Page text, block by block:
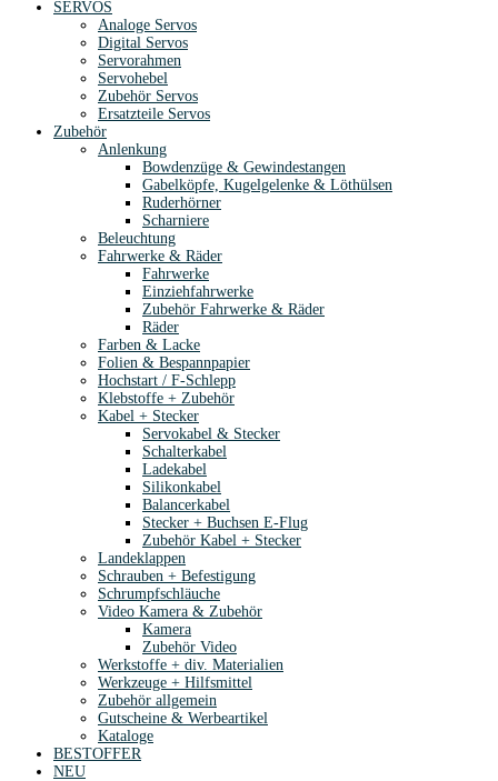
SERVOS
Analoge Servos
Digital Servos
Servorahmen
Servohebel
Zubehör Servos
Ersatzteile Servos
Zubehör
Anlenkung
Bowdenzüge & Gewindestangen
Gabelköpfe, Kugelgelenke & Löthülsen
Ruderhörner
Scharniere
Beleuchtung
Fahrwerke & Räder
Fahrwerke
Einziehfahrwerke
Zubehör Fahrwerke & Räder
Räder
Farben & Lacke
Folien & Bespannpapier
Hochstart / F-Schlepp
Klebstoffe + Zubehör
Kabel + Stecker
Servokabel & Stecker
Schalterkabel
Ladekabel
Silikonkabel
Balancerkabel
Stecker + Buchsen E-Flug
Zubehör Kabel + Stecker
Landeklappen
Schrauben + Befestigung
Schrumpfschläuche
Video Kamera & Zubehör
Kamera
Zubehör Video
Werkstoffe + div. Materialien
Werkzeuge + Hilfsmittel
Zubehör allgemein
Gutscheine & Werbeartikel
Kataloge
BESTOFFER
NEU